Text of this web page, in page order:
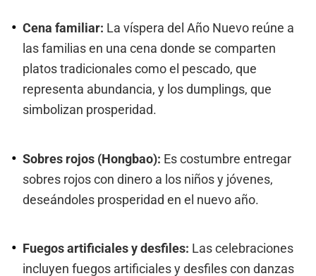
Cena familiar: La víspera del Año Nuevo reúne a
las familias en una cena donde se comparten
platos tradicionales como el pescado, que
representa abundancia, y los dumplings, que
simbolizan prosperidad.
Sobres rojos (Hongbao): Es costumbre entregar
sobres rojos con dinero a los niños y jóvenes,
deseándoles prosperidad en el nuevo año.
Fuegos artificiales y desfiles: Las celebraciones
incluyen fuegos artificiales y desfiles con danzas